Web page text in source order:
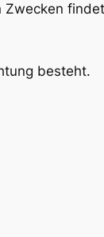
Zwecken
besteht.